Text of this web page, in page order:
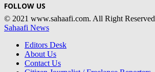
FOLLOW US
© 2021 www.sahaafi.com. All Right Reserved
Sahaafi News
Editors Desk
About Us
Contact Us